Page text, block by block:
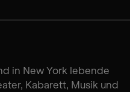
in New York lebende
Kabarett, Musik und